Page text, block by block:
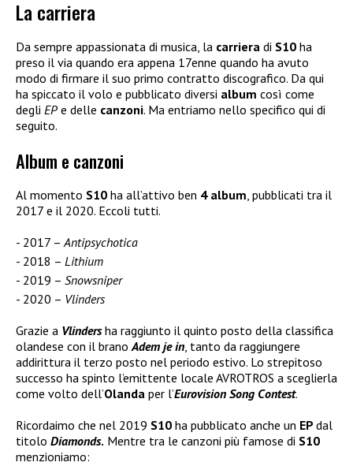
La carriera
Da sempre appassionata di musica, la carriera di S10 ha
preso il via quando era appena 17enne quando ha avuto
modo di firmare il suo primo contratto discografico. Da qui
ha spiccato il volo e pubblicato diversi album così come
degli EP e delle canzoni. Ma entriamo nello specifico qui di
seguito.
Album e canzoni
Al momento S10 ha all’attivo ben 4 album, pubblicati tra il
2017 e il 2020. Eccoli tutti.
2017 –Antipsychotica
2018 – Lithium
2019 – Snowsniper
2020 – Vlinders
Grazie a Vlindersha raggiunto il quinto posto della classifica
olandese con il branoAdem je in, tanto da raggiungere
addirittura il terzo posto nel periodo estivo. Lo strepitoso
successo ha spinto l’emittente locale AVROTROS a sceglierla
come volto dell’Olanda per l’Eurovision Song Contest.
Ricordaimo che nel 2019 S10 ha pubblicato anche un EP dal
titolo Diamonds. Mentre tra le canzoni più famose di S10
menzioniamo: